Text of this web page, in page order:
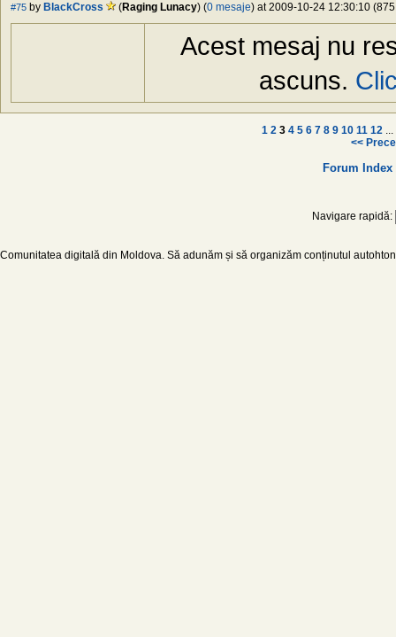
#75 by BlackCross (Raging Lunacy) (0 mesaje) at 2009-10-24 12:30:10
Acest mesaj nu
ascuns.
1 2 3 4 5 6 7 8 9 10 11 12 ...
<<
Forum Index
Navigare rapidă:
Comunitatea digitală din Moldova. Să adunăm și să organizăm conținutul